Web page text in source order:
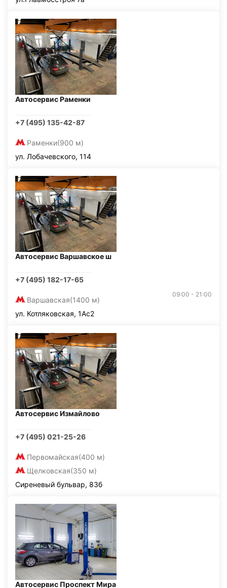
Автосервис Раменки
+7 (495) 135-42-87
Раменки(900 м)
ул. Лобачевского, 114
Автосервис Варшавское ш
+7 (495) 182-17-65
Варшавская(1400 м)
09:00 - 21:00
ул. Котляковская, 1Ас2
Автосервис Измайлово
+7 (495) 021-25-26
Первомайская(400 м)
Щелковская(350 м)
Сиреневый бульвар, 83б
Автосервис Проспект Мира